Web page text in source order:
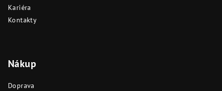
Kariéra
Kontakty
Nákup
Doprava